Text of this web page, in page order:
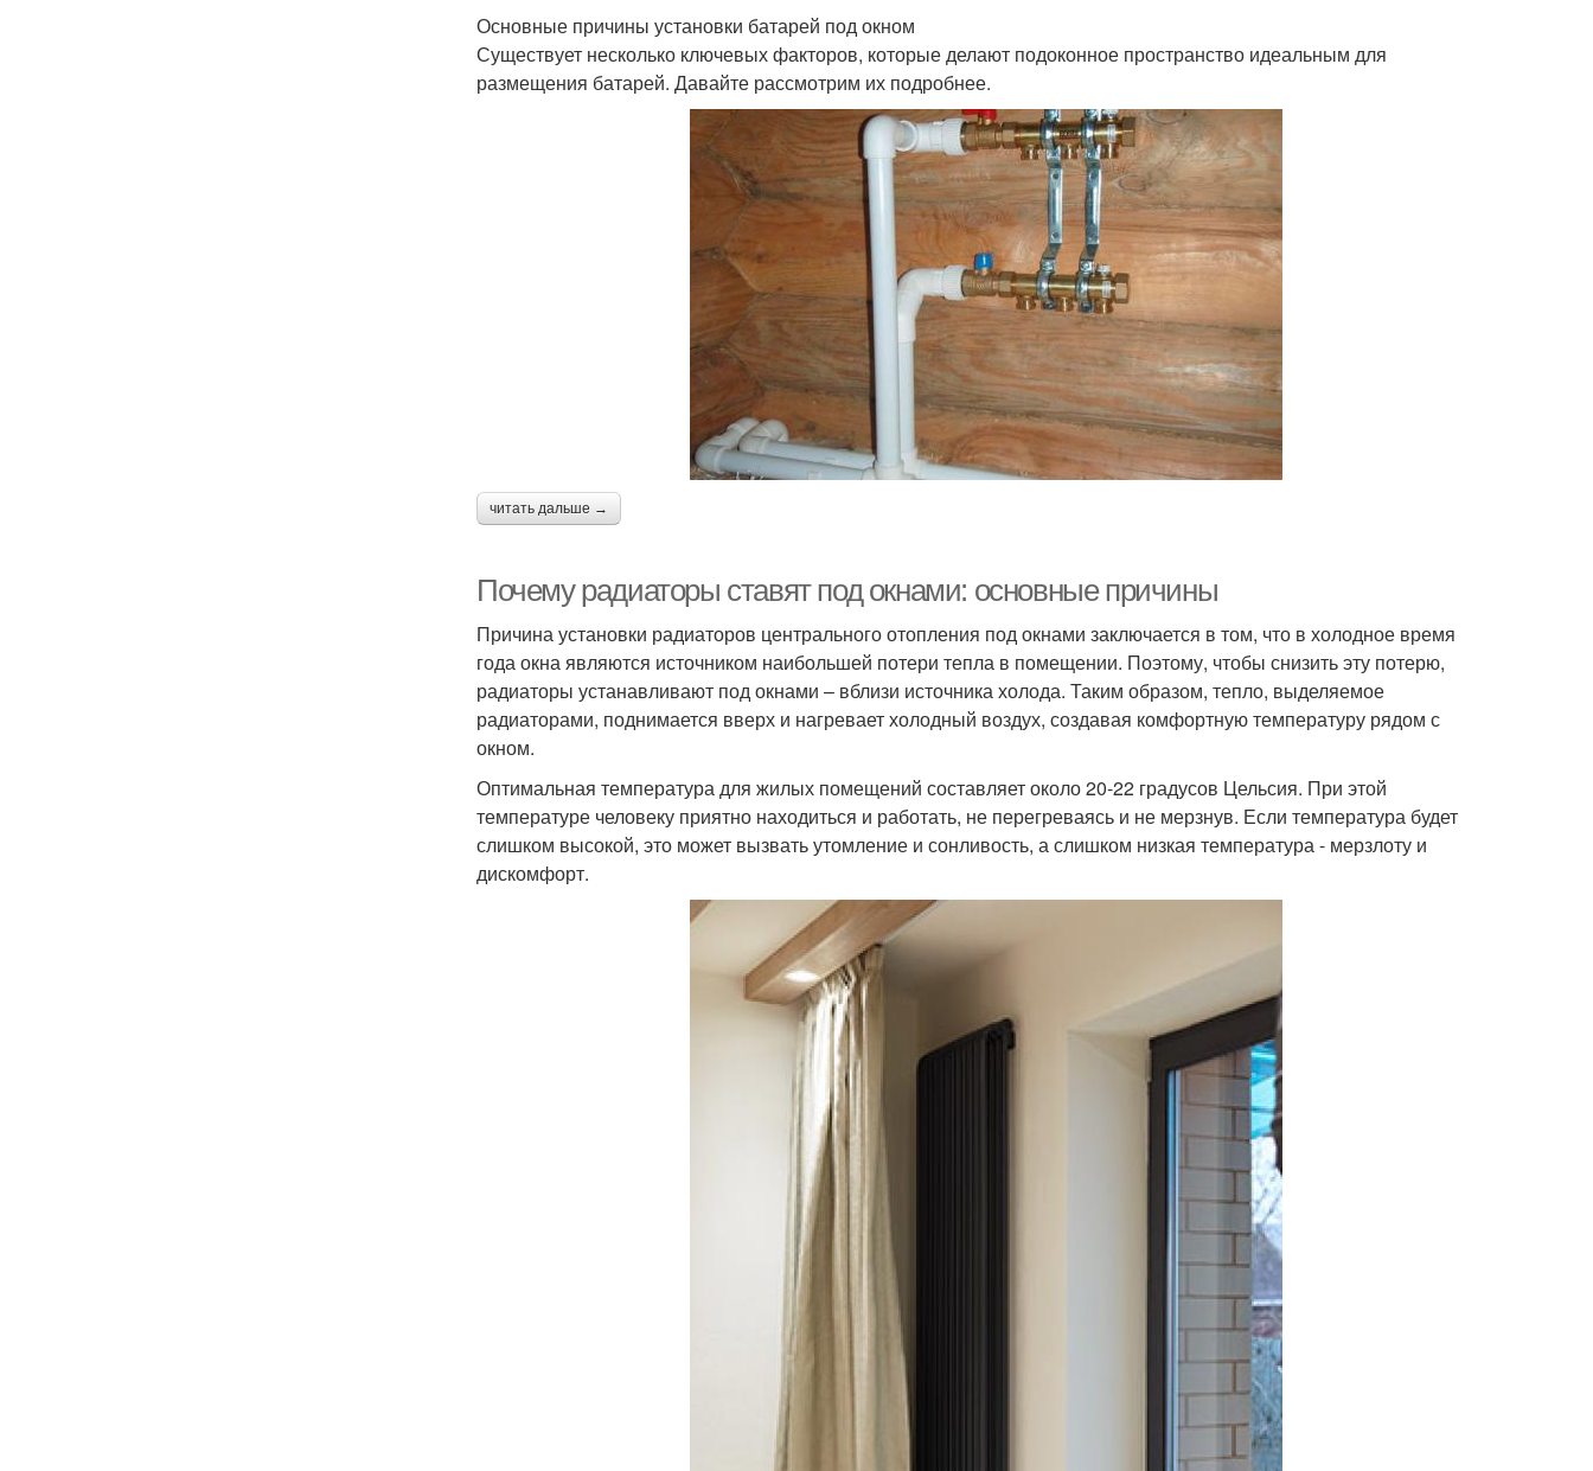
Основные причины установки батарей под окном
Существует несколько ключевых факторов, которые делают подоконное пространство идеальным для
размещения батарей. Давайте рассмотрим их подробнее.
читать дальше →
Почему радиаторы ставят под окнами: основные причины
Причина установки радиаторов центрального отопления под окнами заключается в том, что в холодное время
года окна являются источником наибольшей потери тепла в помещении. Поэтому, чтобы снизить эту потерю,
радиаторы устанавливают под окнами – вблизи источника холода. Таким образом, тепло, выделяемое
радиаторами, поднимается вверх и нагревает холодный воздух, создавая комфортную температуру рядом с
окном.
Оптимальная температура для жилых помещений составляет около 20-22 градусов Цельсия. При этой
температуре человеку приятно находиться и работать, не перегреваясь и не мерзнув. Если температура будет
слишком высокой, это может вызвать утомление и сонливость, а слишком низкая температура - мерзлоту и
дискомфорт.